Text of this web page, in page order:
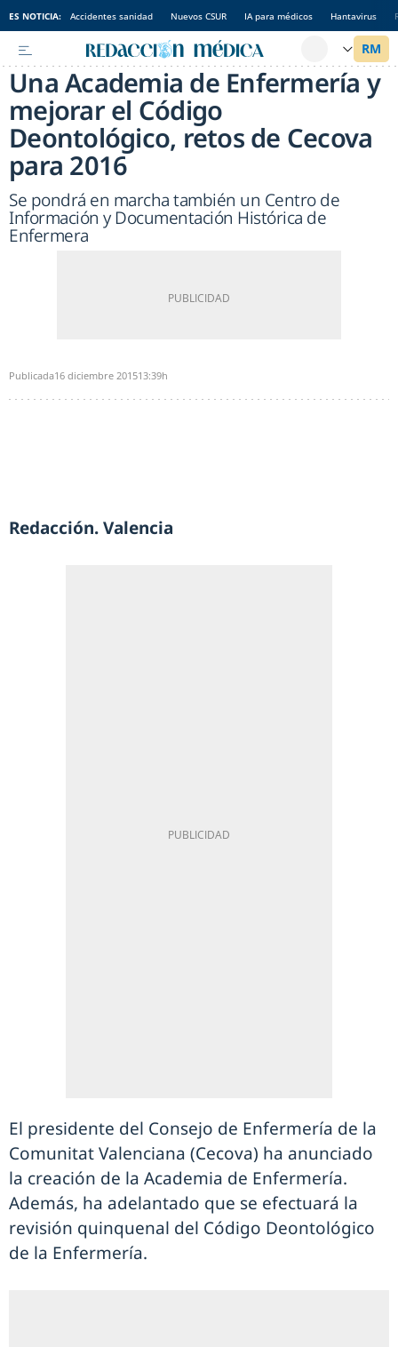
ES NOTICIA: Accidentes sanidad Nuevos CSUR IA para médicos Hantavirus
Una Academia de Enfermería y
mejorar el Código
Deontológico, retos de Cecova
para 2016
Se pondrá en marcha también un Centro de
Información y Documentación Histórica de
Enfermera
Publicada16 diciembre 201513:39h
Redacción. Valencia
El presidente del Consejo de Enfermería de la
Comunitat Valenciana (Cecova) ha anunciado
la creación de la Academia de Enfermería.
Además, ha adelantado que se efectuará la
revisión quinquenal del Código Deontológico
de la Enfermería.